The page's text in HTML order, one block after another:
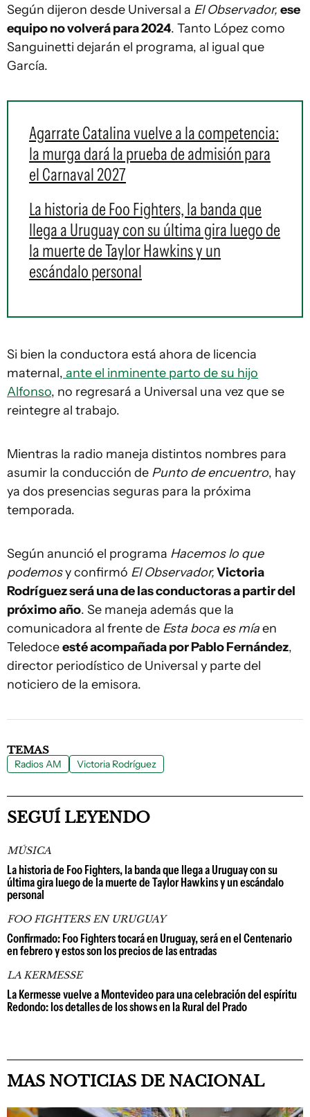
Según dijeron desde Universal a El Observador, ese
equipo no volverá para 2024. Tanto López como
Sanguinetti dejarán el programa, al igual que
García.
Agarrate Catalina vuelve a la competencia:
la murga dará la prueba de admisión para
el Carnaval 2027
La historia de Foo Fighters, la banda que
llega a Uruguay con su última gira luego de
la muerte de Taylor Hawkins y un
escándalo personal
Si bien la conductora está ahora de licencia
maternal, ante el inminente parto de su hijo
Alfonso, no regresará a Universal una vez que se
reintegre al trabajo.
Mientras la radio maneja distintos nombres para
asumir la conducción de Punto de encuentro, hay
ya dos presencias seguras para la próxima
temporada.
Según anunció el programa Hacemos lo que
podemosy confirmó El Observador,Victoria
Rodríguez será una de las conductoras a partir del
próximo año. Se maneja además que la
comunicadora al frente de Esta boca es míaen
Teledoceesté acompañada por Pablo Fernández,
director periodístico de Universal y parte del
noticiero de la emisora.
TEMAS
Radios AM Victoria Rodríguez
SEGUÍ LEYENDO
MÚSICA
La historia de Foo Fighters, la banda que llega a Uruguay con su
última gira luego de la muerte de Taylor Hawkins y un escándalo
personal
FOO FIGHTERS EN URUGUAY
Confirmado: Foo Fighters tocará en Uruguay, será en el Centenario
en febrero y estos son los precios de las entradas
LA KERMESSE
La Kermesse vuelve a Montevideo para una celebración del espíritu
Redondo: los detalles de los shows en la Rural del Prado
MAS NOTICIAS DE NACIONAL